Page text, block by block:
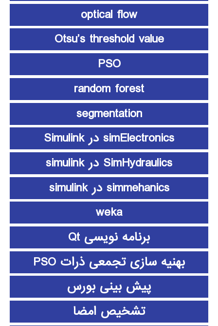
optical flow
Otsu’s threshold value
PSO
random forest
segmentation
simElectronics در Simulink
SimHydraulics در simulink
simmehanics در simulink
weka
برنامه نویسی Qt
بهنیه سازی تجمعی ذرات PSO
پیش بینی بورس
تشخیص امضا